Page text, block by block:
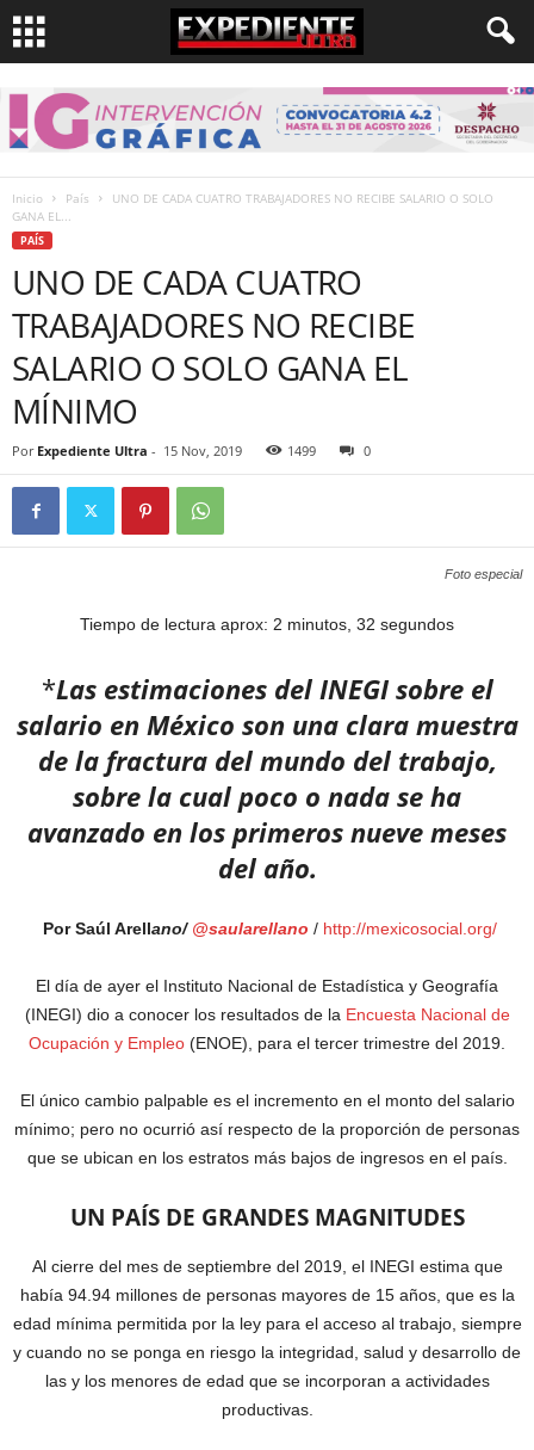
Inicio País
UNO DE CADA CUATRO TRABAJADORES NO RECIBE SALARIO O SOLO
GANA EL...
PAÍS
UNO DE CADA CUATRO
TRABAJADORES NO RECIBE
SALARIO O SOLO GANA EL
MÍNIMO
Por Expediente Ultra - 15 Nov, 2019 1499 0
Foto especial
Tiempo de lectura aprox: 2 minutos, 32 segundos
*Las estimaciones del INEGI sobre el
salario en México son una clara muestra
de la fractura del mundo del trabajo,
sobre la cual poco o nada se ha
avanzado en los primeros nueve meses
del año.
Por Saúl Arellano/ @saularellano / http://mexicosocial.org/
El día de ayer el Instituto Nacional de Estadística y Geografía
(INEGI) dio a conocer los resultados de la Encuesta Nacional de
Ocupación y Empleo (ENOE), para el tercer trimestre del 2019.
El único cambio palpable es el incremento en el monto del salario
mínimo; pero no ocurrió así respecto de la proporción de personas
que se ubican en los estratos más bajos de ingresos en el país.
UN PAÍS DE GRANDES MAGNITUDES
Al cierre del mes de septiembre del 2019, el INEGI estima que
había 94.94 millones de personas mayores de 15 años, que es la
edad mínima permitida por la ley para el acceso al trabajo, siempre
y cuando no se ponga en riesgo la integridad, salud y desarrollo de
las y los menores de edad que se incorporan a actividades
productivas.